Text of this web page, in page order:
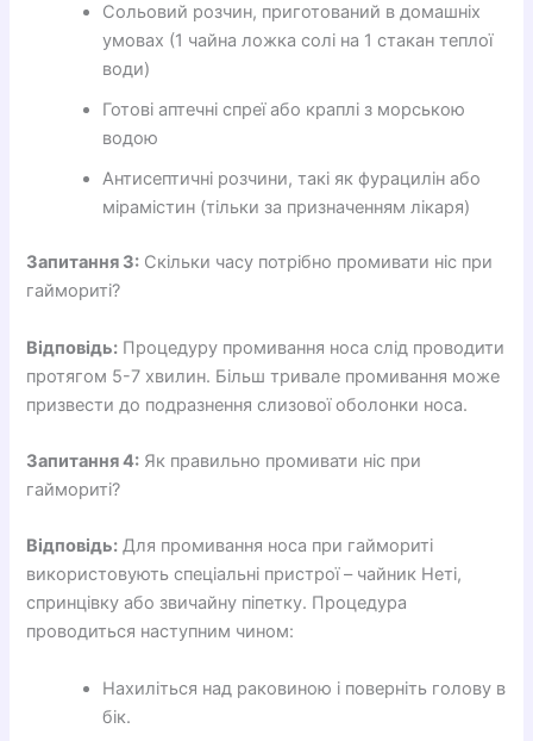
Сольовий розчин, приготований в домашніх
умовах (1 чайна ложка солі на 1 стакан теплої
води)
Готові аптечні спреї або краплі з морською
водою
Антисептичні розчини, такі як фурацилін або
мірамістин (тільки за призначенням лікаря)
Запитання 3: Скільки часу потрібно промивати ніс при
гаймориті?
Відповідь: Процедуру промивання носа слід проводити
протягом 5-7 хвилин. Більш тривале промивання може
призвести до подразнення слизової оболонки носа.
Запитання 4: Як правильно промивати ніс при
гаймориті?
Відповідь: Для промивання носа при гаймориті
використовують спеціальні пристрої – чайник Неті,
спринцівку або звичайну піпетку. Процедура
проводиться наступним чином:
Нахиліться над раковиною і поверніть голову в
бік.